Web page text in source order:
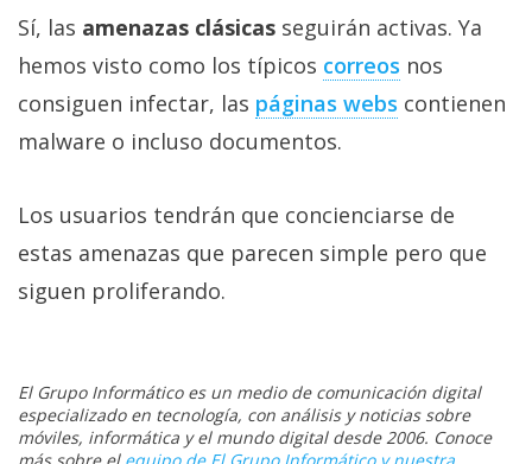
Sí, las amenazas clásicas seguirán activas. Ya
hemos visto como los típicos correos nos
consiguen infectar, las páginas webs contienen
malware o incluso documentos.
Los usuarios tendrán que concienciarse de
estas amenazas que parecen simple pero que
siguen proliferando.
El Grupo Informático es un medio de comunicación digital
especializado en tecnología, con análisis y noticias sobre
móviles, informática y el mundo digital desde 2006. Conoce